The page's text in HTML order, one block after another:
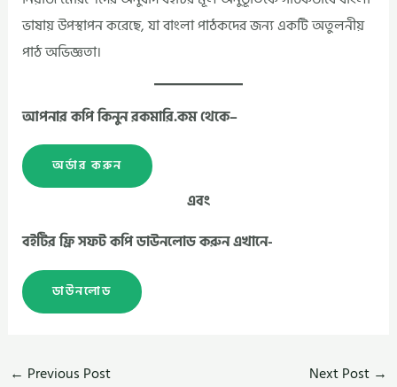
ভাষায় উপস্থাপন করেছে, যা বাংলা পাঠকদের জন্য একটি অতুলনীয়
পাঠ অভিজ্ঞতা।
আপনার কপি কিনুন রকমারি.কম থেকে–
অর্ডার করুন
এবং
বইটির ফ্রি সফট কপি ডাউনলোড করুন এখানে-
ডাউনলোড
← Previous Post Next Post →